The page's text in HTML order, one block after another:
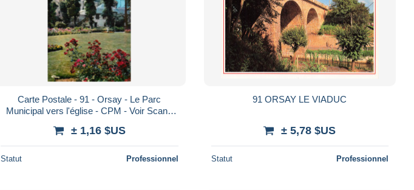
Carte Postale - 91 - Orsay - Le Parc
Municipal vers l'église - CPM - Voir Scans
± 1,16 $US
Statut Professionnel
91 ORSAY LE VIADUC
± 5,78 $US
Statut Professionnel